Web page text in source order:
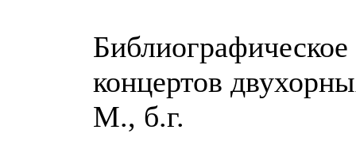
концертов
М., б.г.